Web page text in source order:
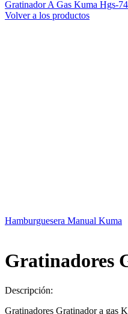
Gratinador A Gas Kuma Hgs-
Volver a los productos
Hamburguesera Manual Kuma
Gratinadores
Descripción:
Gratinadores Gratinador a gas